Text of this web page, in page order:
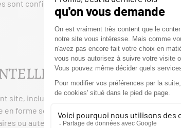
sont confidentielles et ne seront en aucun cas
site, incluant, de façon non limitative, les
en forme sont la propriété exclusive de la
ou auteurs